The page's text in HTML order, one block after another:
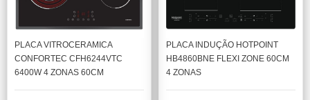
PLACA VITROCERAMICA
CONFORTEC CFH6244VTC
6400W 4 ZONAS 60CM
PLACA INDUÇÃO HOTPOINT
HB4860BNE FLEXI ZONE 60CM
4 ZONAS